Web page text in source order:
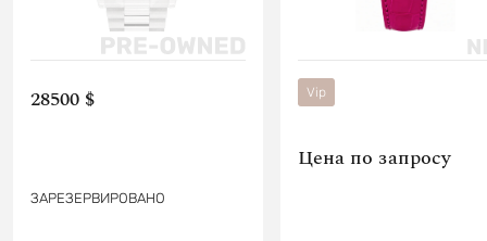
28500 $
ЗАРЕЗЕРВИРОВАНО
Vip
Цена по запросу